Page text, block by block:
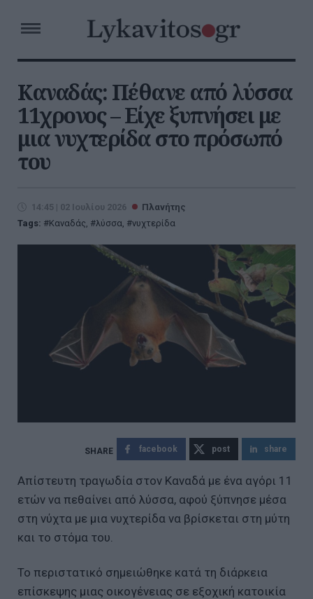
Καναδάς: Πέθανε από λύσσα
11χρονος – Είχε ξυπνήσει με
μια νυχτερίδα στο πρόσωπό
του
14:45 | 02 Ιουλίου 2026
Πλανήτης
Tags:
Καναδάς, λύσσα, νυχτερίδα
facebook post share
Απίστευτη τραγωδία στον Καναδά με ένα αγόρι 11
ετών να πεθαίνει από λύσσα, αφού ξύπνησε μέσα
στη νύχτα με μια νυχτερίδα να βρίσκεται στη μύτη
και το στόμα του.
Το περιστατικό σημειώθηκε κατά τη διάρκεια
επίσκεψης μιας οικογένειας σε εξοχική κατοικία